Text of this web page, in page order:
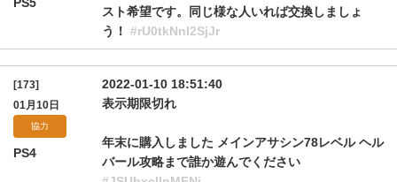
スト希望です。同じ様な人いれば交換しましょ
う！ #rU0tkNnI2SjJr
[173]
01月10日
協力
PS4
2022-01-10 18:51:40
表示期限切れ
年末に購入しました メインアサシン78レベル ヘル
バール攻略まで誰か遊んでください